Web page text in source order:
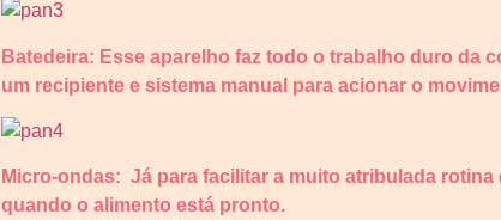
Batedeira: Esse aparelho faz todo o trabalho duro da
um recipiente e sistema manual para acionar o
Micro-ondas: Já para facilitar a muito atribulada
quando o alimento está pronto.